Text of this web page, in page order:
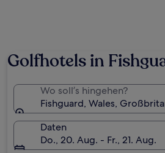
Golfhotels in
Wo soll’s hingehen?
Fishguard, Wales,
Daten
Do., 20. Aug. - Fr., 21. Aug.